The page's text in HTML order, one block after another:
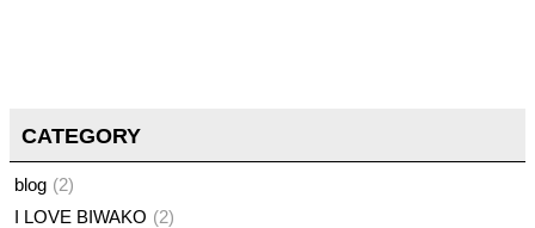
CATEGORY
blog
2
I LOVE BIWAKO
2